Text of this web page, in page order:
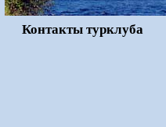
Контакты турклуба